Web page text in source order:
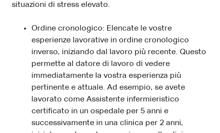
situazioni di stress elevato.
Ordine cronologico: Elencate le vostre
esperienze lavorative in ordine cronologico
inverso, iniziando dal lavoro più recente. Questo
permette al datore di lavoro di vedere
immediatamente la vostra esperienza più
pertinente e attuale. Ad esempio, se avete
lavorato come Assistente infermieristico
certificato in un ospedale per 5 anni e
successivamente in una clinica per 2 anni,